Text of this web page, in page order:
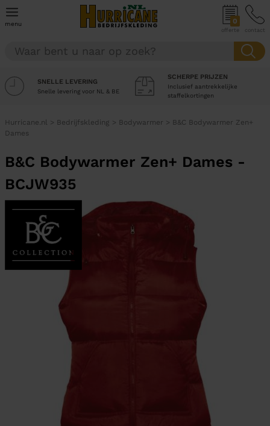
menu 0
offerte contact
SNELLE LEVERING
Snelle levering voor NL & BE
SCHERPE PRIJZEN
Inclusief aantrekkelijke
staffelkortingen
Hurricane.nl > Bedrijfskleding > Bodywarmer > B&C Bodywarmer Zen+
Dames
B&C Bodywarmer Zen+ Dames -
BCJW935